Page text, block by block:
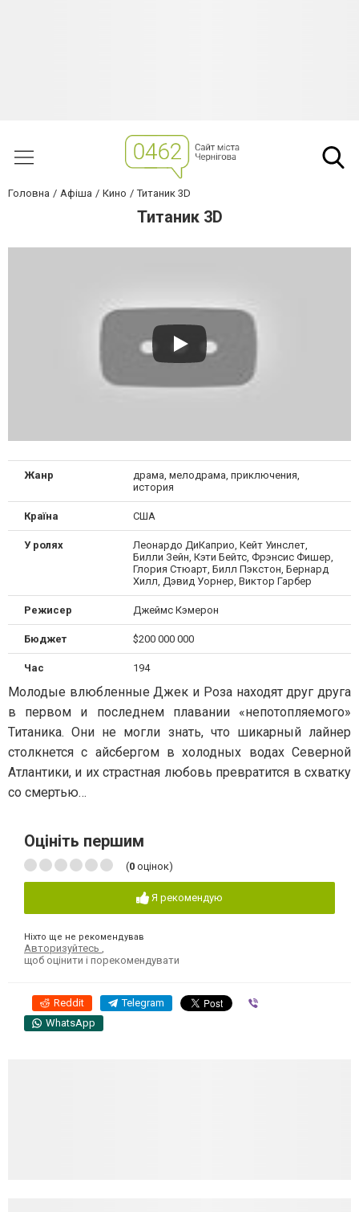
Головна Афіша Кино Титаник 3D
Титаник 3D
Жанр
драма, мелодрама, приключения,
история
Країна США
У ролях
Леонардо ДиКаприо, Кейт Уинслет,
Билли Зейн, Кэти Бейтс, Фрэнсис Фишер,
Глория Стюарт, Билл Пэкстон, Бернард
Хилл, Дэвид Уорнер, Виктор Гарбер
Режисер Джеймс Кэмерон
Бюджет $200 000 000
Час 194
Молодые влюбленные Джек и Роза находят друг друга
в первом и последнем плавании «непотопляемого»
Титаника. Они не могли знать, что шикарный лайнер
столкнется с айсбергом в холодных водах Северной
Атлантики, и их страстная любовь превратится в схватку
со смертью…
Оцініть першим
(0 оцінок)
Я рекомендую
Ніхто ще не рекомендував
Авторизуйтесь ,
щоб оцінити і порекомендувати
Reddit Telegram
WhatsApp